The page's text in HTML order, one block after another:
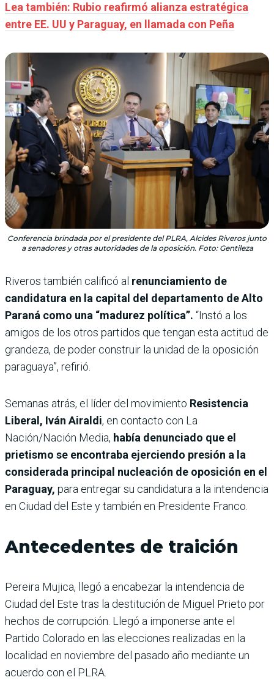
Lea también: Rubio reafirmó alianza estratégica
entre EE. UU y Paraguay, en llamada con Peña
Conferencia brindada por el presidente del PLRA, Alcides Riveros junto
a senadores y otras autoridades de la oposición. Foto: Gentileza
Riveros también calificó al renunciamiento de
candidatura en la capital del departamento de Alto
Paraná como una “madurez política”. “Instó a los
amigos de los otros partidos que tengan esta actitud de
grandeza, de poder construir la unidad de la oposición
paraguaya”, refirió.
Semanas atrás, el líder del movimiento Resistencia
Liberal, Iván Airaldi, en contacto con La
Nación/Nación Media, había denunciado que el
prietismo se encontraba ejerciendo presión a la
considerada principal nucleación de oposición en el
Paraguay, para entregar su candidatura a la intendencia
en Ciudad del Este y también en Presidente Franco.
Antecedentes de traición
Pereira Mujica, llegó a encabezar la intendencia de
Ciudad del Este tras la destitución de Miguel Prieto por
hechos de corrupción. Llegó a imponerse ante el
Partido Colorado en las elecciones realizadas en la
localidad en noviembre del pasado año mediante un
acuerdo con el PLRA.